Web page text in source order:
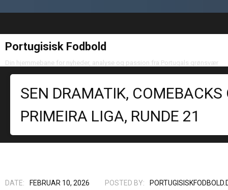
Portugisisk Fodbold
Din hjemmebane for nyheder, analyse og passion fra Portugals grønsvær
SEN DRAMATIK,
PRIMEIRA LIGA, RUNDE 21
DATE: FEBRUAR 10, 2026 POSTED BY: